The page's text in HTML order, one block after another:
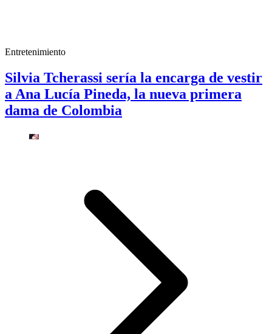
Entretenimiento
Silvia Tcherassi sería la encarga de vestir
a Ana Lucía Pineda, la nueva primera
dama de Colombia